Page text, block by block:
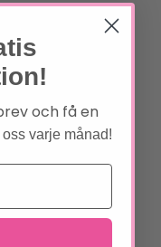
och få en
varje månad!